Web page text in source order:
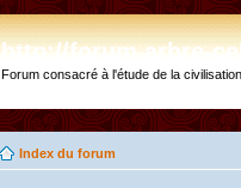
http://forum.arbre-
Forum consacré à l'étude de la
Index du forum